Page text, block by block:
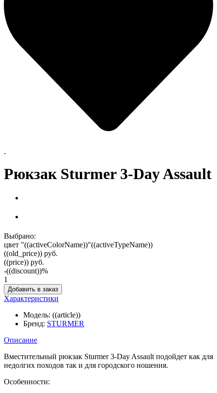
Рюкзак Sturmer 3-Day Assault
Выбрано:
цвет "((activeColorName))"((activeTypeName))
((old_price)) руб.
((price)) руб.
-((discount))%
1
Добавить в заказ
Характеристики
Модель: ((article))
Бренд: STURMER
Описание
Вместительный рюкзак Sturmer 3-Day Assault подойдет как для
недолгих походов так и для городского ношения.
Особенности: